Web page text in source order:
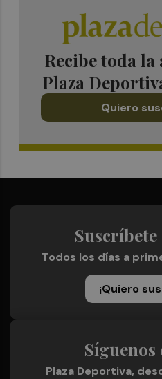
Recibe toda
Plaza
Quiero
Todos los días a
¡Quiero
Síguenos
Plaza Deportiva,